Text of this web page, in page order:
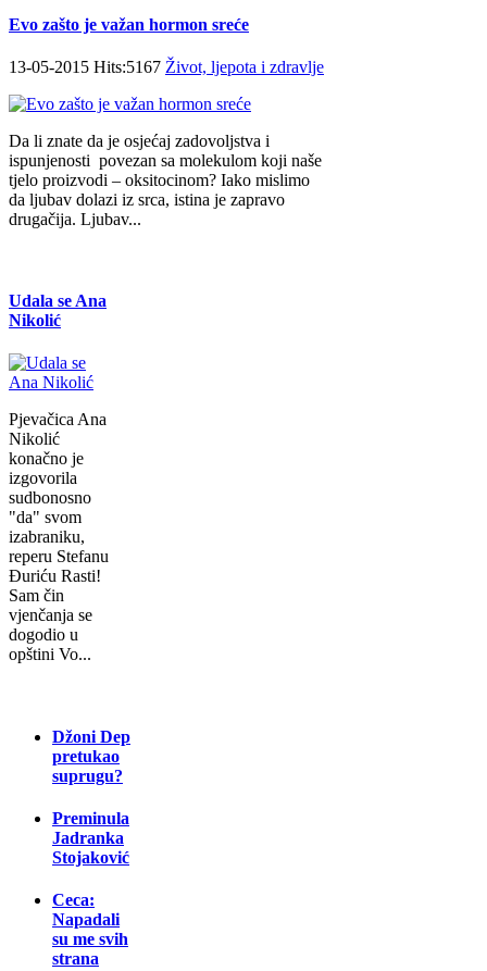
Evo zašto je važan hormon sreće
13-05-2015 Hits:5167 Život, ljepota i zdravlje
Da li znate da je osjećaj zadovoljstva i
ispunjenosti povezan sa molekulom koji naše
tjelo proizvodi – oksitocinom? Iako mislimo
da ljubav dolazi iz srca, istina je zapravo
drugačija. Ljubav...
Udala se Ana
Nikolić
Pjevačica Ana
Nikolić
konačno je
izgovorila
sudbonosno
"da" svom
izabraniku,
reperu Stefanu
Đuriću Rasti!
Sam čin
vjenčanja se
dogodio u
opštini Vo...
Džoni Dep
pretukao
suprugu?
Preminula
Jadranka
Stojaković
Ceca:
Napadali
su me svih
strana